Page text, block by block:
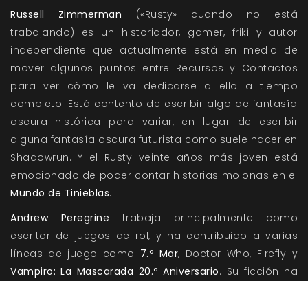
Russell Zimmerman («Rusty» cuando no está
trabajando) es un historiador, gamer, friki y autor
independiente que actualmente está en medio de
mover algunos puntos entre Recursos y Contactos
para ver cómo le va dedicarse a ello a tiempo
completo. Está contento de escribir algo de fantasía
oscura histórica para variar, en lugar de escribir
alguna fantasía oscura futurista como suele hacer en
Shadowrun. Y el Rusty veinte años más joven está
emocionado de poder contar historias molonas en el
Mundo de Tinieblas.
Andrew Peregrine trabaja principalmente como
escritor de juegos de rol, y ha contribuido a varias
líneas de juego como 7.º Mar, Doctor Who, Firefly y
Vampiro: La Mascarada 20.º Aniversario. Su ficción ha